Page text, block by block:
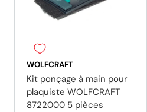
WOLFCRAFT
Kit ponçage à main pour
plaquiste WOLFCRAFT
8722000 5 pièces